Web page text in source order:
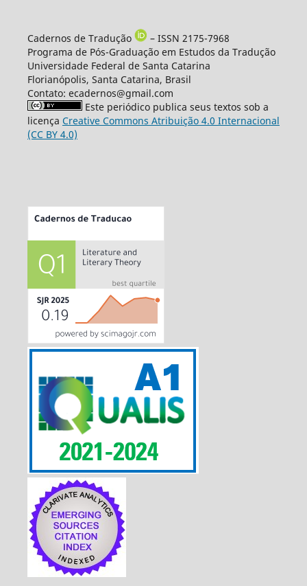
Cadernos de Tradução
– ISSN 2175-7968
Programa de Pós-Graduação em Estudos da Tradução
Universidade Federal de Santa Catarina
Florianópolis, Santa Catarina, Brasil
Contato: ecadernos@gmail.com
Este periódico publica seus textos sob a
licença Creative Commons Atribuição 4.0 Internacional
(CC BY 4.0)